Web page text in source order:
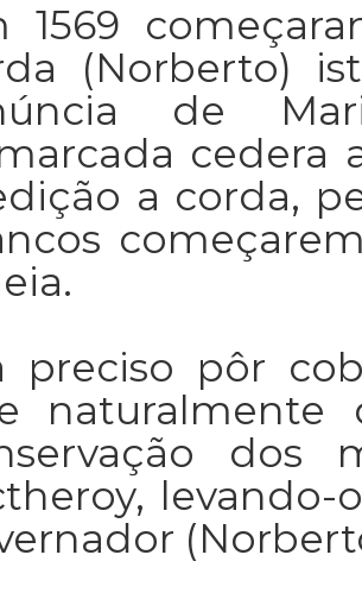
1569
(Norberto)
de
cedera
a corda,
preciso pôr
naturalmente
dos
levando-